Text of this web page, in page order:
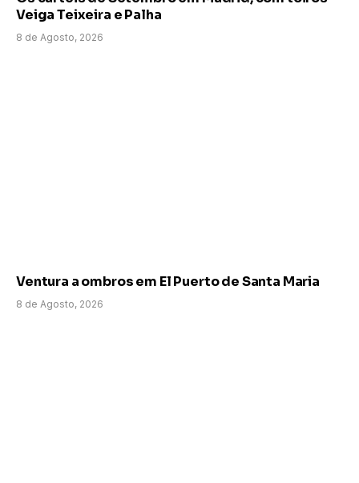
Veiga Teixeira e Palha
8 de Agosto, 2026
Ventura a ombros em El Puerto de Santa Maria
8 de Agosto, 2026